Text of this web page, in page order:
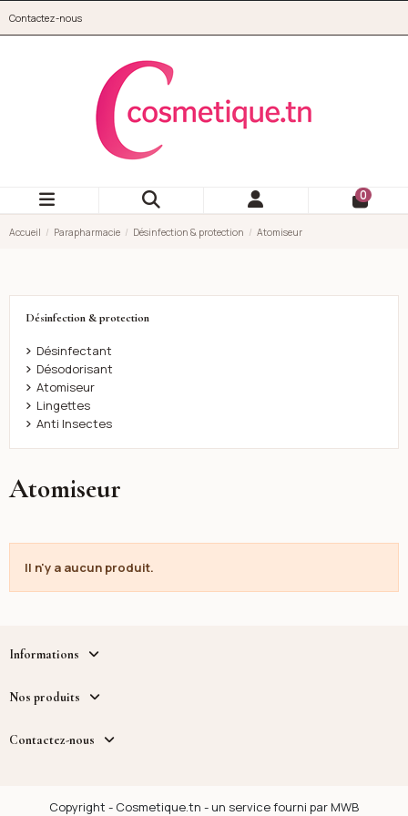
Contactez-nous
0
Accueil Parapharmacie Désinfection & protection Atomiseur
Atomiseur
Il n'y a aucun produit.
Désinfection & protection
Désinfectant
Désodorisant
Atomiseur
Lingettes
Anti Insectes
Informations
Nos produits
Contactez-nous
Copyright - Cosmetique.tn - un service fourni par MWB